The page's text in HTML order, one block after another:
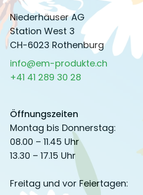
Niederhäuser AG
Station West 3
CH-6023 Rothenburg
info@em-produkte.ch
+41 41 289 30 28
Öffnungszeiten
Montag bis Donnerstag:
08.00 – 11.45 Uhr
13.30 – 17.15 Uhr
Freitag und vor Feiertagen: